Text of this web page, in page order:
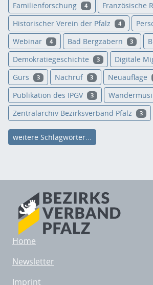
Familienforschung 4 Französische
Historischer Verein der Pfalz 4
Webinar 4 Bad Bergzabern 3
Demokratiegeschichte 3 Digitale
Gurs 3 Nachruf 3 Neuauflage
Publikation des IPGV 3
Zentralarchiv Bezirksverband Pfalz 3
weitere Schlagwörter...
Home
Newsletter
Imprint